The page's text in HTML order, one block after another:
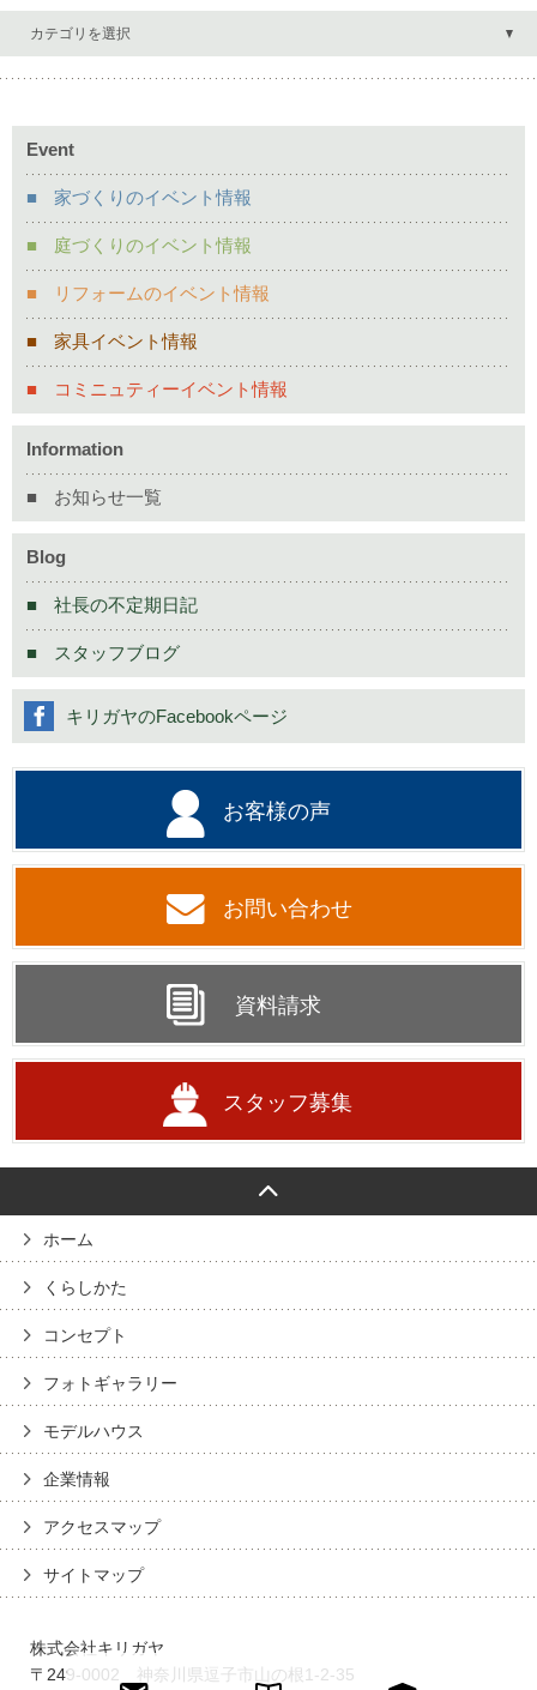
カテゴリを選択
Event
家づくりのイベント情報
庭づくりのイベント情報
リフォームのイベント情報
家具イベント情報
コミニュティーイベント情報
Information
お知らせ一覧
Blog
社長の不定期日記
スタッフブログ
お客様の声
お問い合わせ
資料請求
スタッフ募集
キリガヤのFacebookページ
ホーム
くらしかた
コンセプト
フォトギャラリー
モデルハウス
企業情報
アクセスマップ
サイトマップ
株式会社キリガヤ
〒249-0002 神奈川県逗子市山の根1-2-35